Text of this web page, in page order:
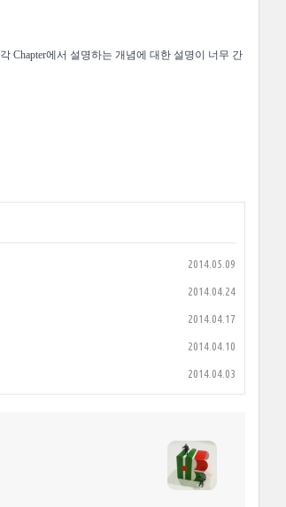
각 Chapter에서 설명하는 개념에 대한 설명이 너무 간
2014.05.09
2014.04.24
2014.04.17
2014.04.10
2014.04.03